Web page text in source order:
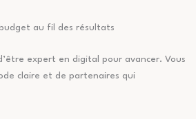
au fil des résultats
d’être expert en digital pour avancer. Vous
claire et de partenaires qui